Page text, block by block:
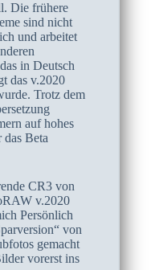
Die frühere
sind nicht
und arbeitet
in Deutsch
das v.2020
Trotz dem
auf hohes
Beta
CR3 von
v.2020
Persönlich
von
gemacht
vorerst ins